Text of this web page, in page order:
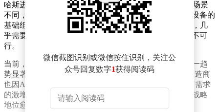
哈斯进一步解释称，与GPU主要服务于AI训练这一特定场景
不同，CPU是服务器、个人电脑、移动设备等各类计算设备的
基础组件。若美国试图对CPU实施类似GPU的出口限制，几
乎需要全面禁止所有CPU的出口，这在实际操作中几乎不可
行。
当前，AI产业正经历从训练主导向推理驱动的转型，这一趋
势显著推动了CPU需求的增长。英特尔和AMD等芯片制造商
也因AI推理及Agentic AI应用的爆发式发展，迎来了CPU需求
的激增。CPU正重新成为AI基础设施中的核心组件，其战略
地位愈发凸显。
微信截图识别或微信按住识别，关注公
众号回复数字1获得阅读码